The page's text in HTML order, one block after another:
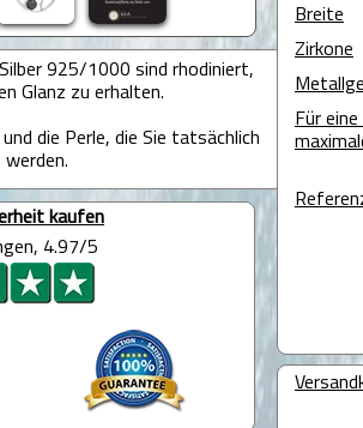
925/1000 sind rhodiniert,
Glanz zu erhalten.
die Perle, die Sie tatsächlich
werden.
kaufen
4.97/5
Breite
Zirkone
Für